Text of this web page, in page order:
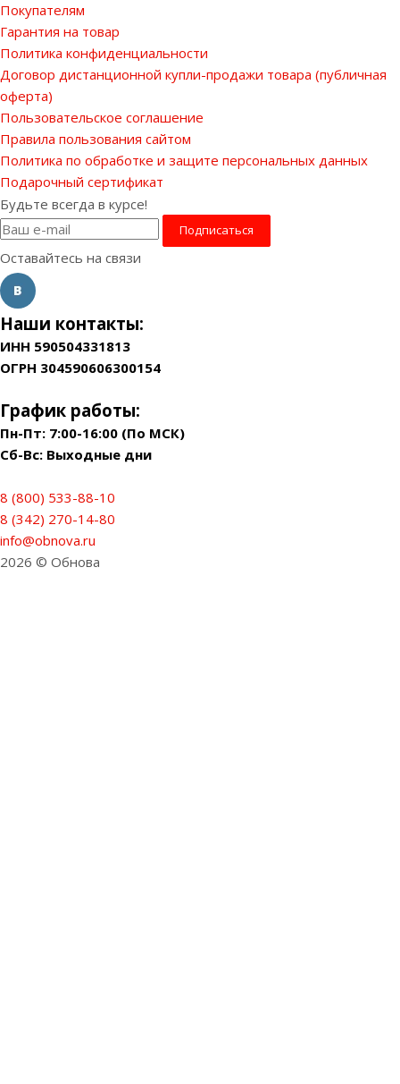
Покупателям
Гарантия на товар
Политика конфиденциальности
Договор дистанционной купли-продажи товара (публичная
оферта)
Пользовательское соглашение
Правила пользования сайтом
Политика по обработке и защите персональных данных
Подарочный сертификат
Будьте всегда в курсе!
Оставайтесь на связи
Наши контакты:
ИНН 590504331813
ОГРН 304590606300154
График работы:
Пн-Пт: 7:00-16:00 (По МСК)
Сб-Вс: Выходные дни
8 (800) 533-88-10
8 (342) 270-14-80
info@obnova.ru
2026 © Обнова